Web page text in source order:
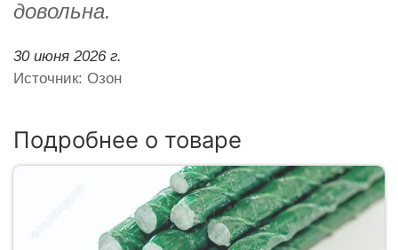
довольна.
30 июня 2026 г.
Источник: Озон
Подробнее о товаре